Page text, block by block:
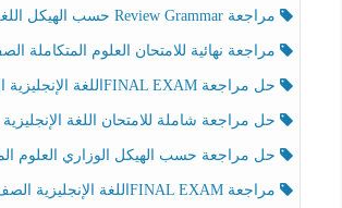
مراجعة Review Grammar حسب الهيكل اللغة الإنجليزية الصف الخامس الفصل الثالث
مراجعة نهائية للامتحان العلوم المتكاملة الصف الخامس
حل مراجعة FINAL EXAMاللغة الإنجليزية الصف الخامس الفصل الثالث
حل مراجعة شاملة للامتحان اللغة الإنجليزية الصف
حل مراجعة حسب الهيكل الوزاري العلوم المتكاملة الصف الخامس
مراجعة FINAL EXAMاللغة الإنجليزية الصف الخامس الفصل الثالث